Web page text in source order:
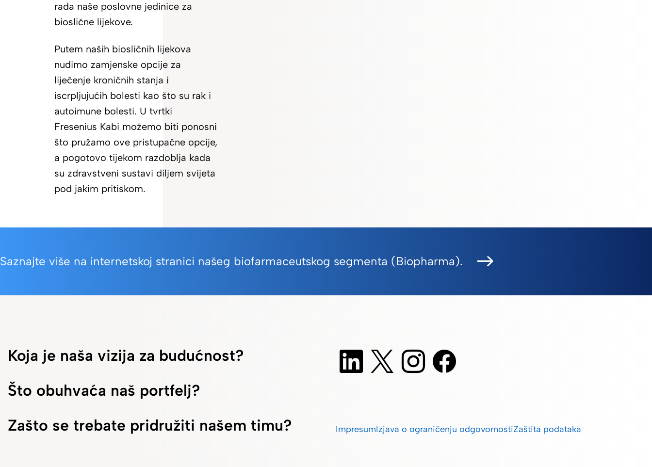
rada naše poslovne jedinice za
bioslične lijekove.
Putem naših biosličnih lijekova
nudimo zamjenske opcije za
liječenje kroničnih stanja i
iscrpljujućih bolesti kao što su rak i
autoimune bolesti. U tvrtki
Fresenius Kabi možemo biti ponosni
što pružamo ove pristupačne opcije,
a pogotovo tijekom razdoblja kada
su zdravstveni sustavi diljem svijeta
pod jakim pritiskom.
Saznajte više na internetskoj stranici našeg biofarmaceutskog segmenta (Biopharma).
Koja je naša vizija za budućnost?
Što obuhvaća naš portfelj?
Zašto se trebate pridružiti našem timu?
ImpresumIzjava o ograničenju odgovornostiZaštita podataka